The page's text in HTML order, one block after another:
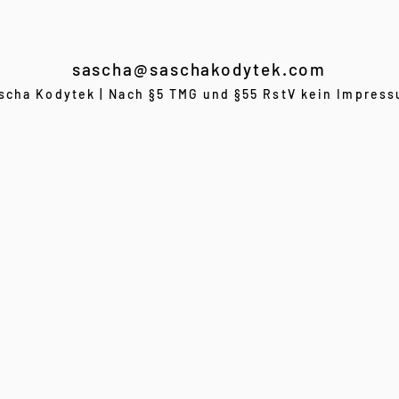
sascha@saschakodytek.com
Kodytek | Nach §5 TMG und §55 RstV kein